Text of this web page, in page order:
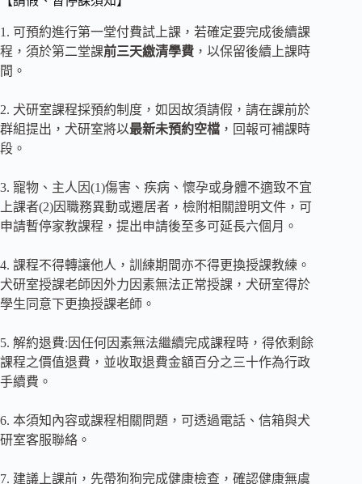
1. 可預約進行第一堂付費試上課，若確定要完成後續課
程，須於第二堂課前三天繳清學費 ，以保留後續上課時
間。
2. 犬研室課程採預約制度，如因故須請假，請在課前於
群組提出，犬研室將以最新未預約空檔 ，回報可補課時
段。
3. 寵物、主人因(1)傷害、疾病、懷孕或身體不適致不宜
上課者(2)因職務異動或遷居者，檢附相關證明文件，可
申請暫停家教課程，提出申請後至多可延長六個月。
4. 課程不得轉讓他人，訓練期間亦不得更換授課教練。
犬研室授課老師因外力因素無法正常授課，犬研室得於
學生同意下更換授課老師。
5. 解約退費:因任何因素無法繼續完成課程時，得依剩餘
課程之價值退費，並收取退費金額百分之三十作為行政
手續費。
6. 本須知內容或課程相關問題，可透過電話、信箱與犬
研室客服聯絡。
7. 建議上課前，先帶狗狗完成健康檢查，確認健康無虞